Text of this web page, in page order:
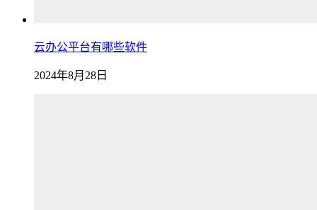
云办公平台有哪些软件
2024年8月28日